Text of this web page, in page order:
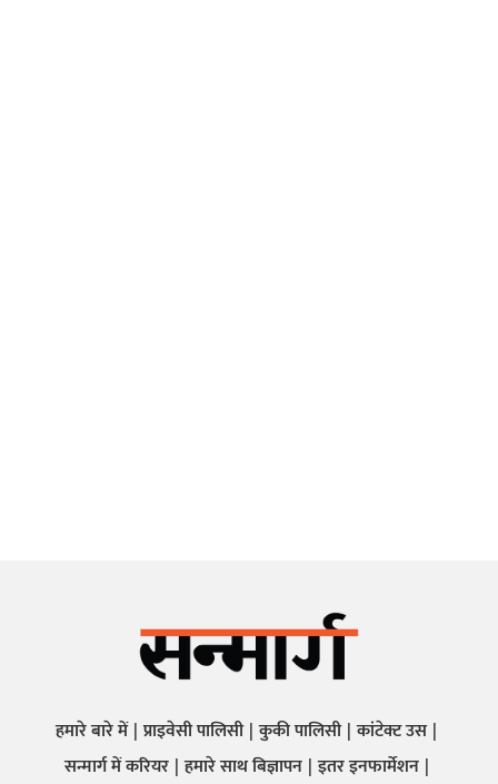
हमारे बारे में प्राइवेसी पालिसी कुकी पालिसी कांटेक्ट उस
सन्मार्ग में करियर हमारे साथ बिज्ञापन इतर इनफार्मेशन